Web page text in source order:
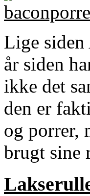
Lige
år siden
ikke det
den er
og porrer,
brugt sine